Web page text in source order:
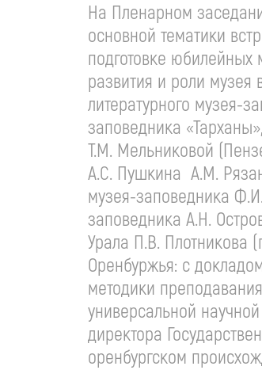
На Пленарном
основной тематики
подготовке юбилейных
развития и роли музея
литературного музея-
заповедника
Т.М. Мельниковой
А.С. Пушкина А.М.
музея-заповедника
заповедника А.Н.
Урала П.В. Плотникова
Оренбуржья: с
методики
универсальной
директора
оренбургском